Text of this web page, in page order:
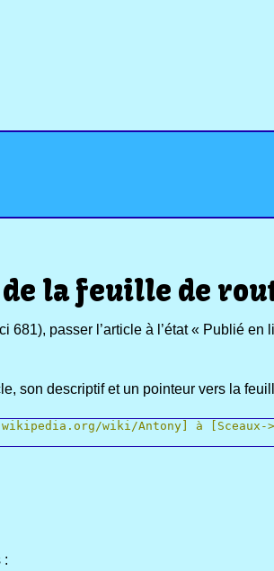
la feuille de
681), passer l’article à l’état « Publié en
son descriptif et un pointeur vers la
wiki/Antony] à
: